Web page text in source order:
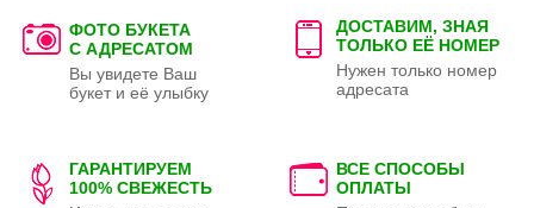
ФОТО БУКЕТА
С АДРЕСАТОМ
Вы увидете Ваш
букет и её улыбку
ДОСТАВИМ, ЗНАЯ
ТОЛЬКО ЕЁ НОМЕР
Нужен только номер
адресата
ГАРАНТИРУЕМ
100% СВЕЖЕСТЬ
ВСЕ СПОСОБЫ
ОПЛАТЫ